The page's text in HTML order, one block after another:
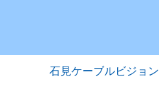
石見ケーブルビジョン